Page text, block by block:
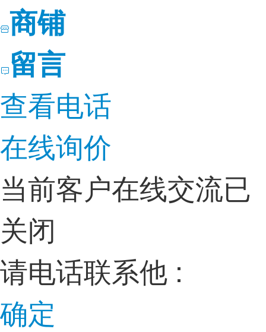
商铺
留言
查看电话
在线询价
当前客户在线交流已
关闭
请电话联系他 :
确定